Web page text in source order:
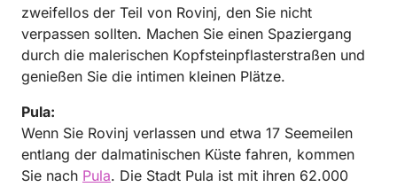
zweifellos der Teil von Rovinj, den Sie nicht
verpassen sollten. Machen Sie einen Spaziergang
durch die malerischen Kopfsteinpflasterstraßen und
genießen Sie die intimen kleinen Plätze.
Pula:
Wenn Sie Rovinj verlassen und etwa 17 Seemeilen
entlang der dalmatinischen Küste fahren, kommen
Sie nach Pula. Die Stadt Pula ist mit ihren 62.000